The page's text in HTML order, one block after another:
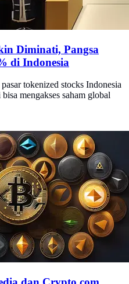
Diminati, Pangsa
di Indonesia
tokenized stocks Indonesia
mengakses saham global